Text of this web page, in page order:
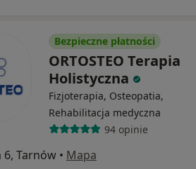
Bezpieczne płatności
ORTOSTEO Terapia
Holistyczna
Fizjoterapia, Osteopatia,
Rehabilitacja medyczna
94 opinie
6, Tarnów • Mapa